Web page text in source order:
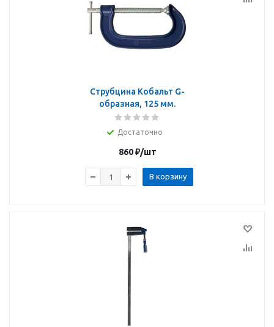
Струбцина Кобальт G-
образная, 125 мм.
Достаточно
860₽/шт
В корзину